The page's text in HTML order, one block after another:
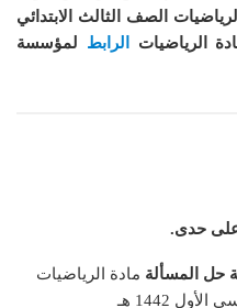
الصف الثالث الابتدائي
الرياضيات الرابط لمؤسسة
على حدى.
حل المسألة مادة الرياضيات
1442 هـ